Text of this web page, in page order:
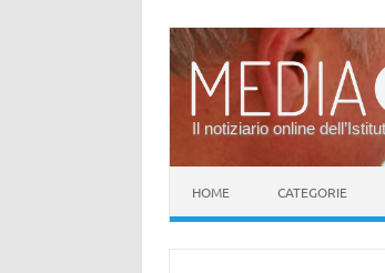
Il notiziario online
HOME CATEGORIE